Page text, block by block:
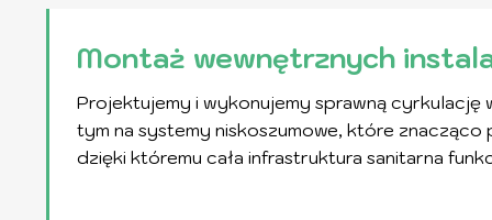
Montaż wewnętrznych
Projektujemy i wykonujemy sprawną
tym na systemy niskoszumowe, które
dzięki któremu cała infrastruktura sanitarna